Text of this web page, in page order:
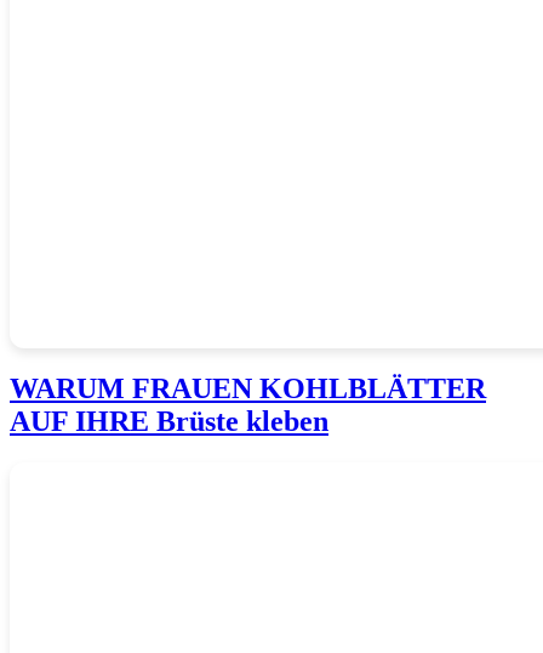
WARUM FRAUEN KOHLBLÄTTER
AUF IHRE Brüste kleben